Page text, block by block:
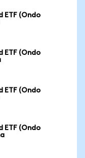
ETF (Ondo
ETF (Ondo
ETF (Ondo
ETF (Ondo